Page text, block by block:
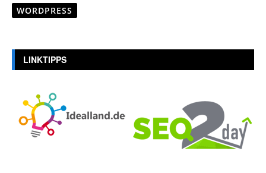
WORDPRESS
LINKTIPPS